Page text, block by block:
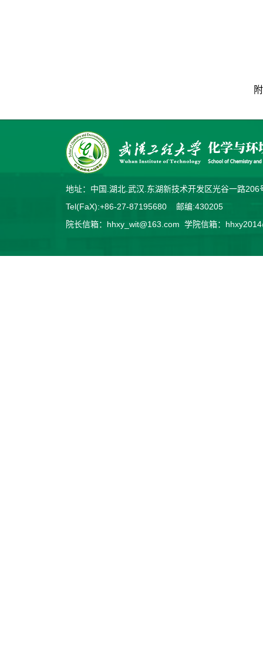
地址：中国.湖北.武汉.东湖新技术开发区光谷一路
Tel(FaX):+86-27-87195680 邮编:430205
院长信箱：hhxy_wit@163.com 学院信箱：